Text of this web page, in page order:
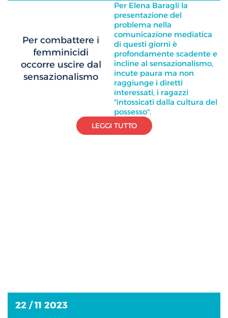
Per combattere i
femminicidi
occorre uscire dal
sensazionalismo
Per Elena Baragli la
presentazione del
problema nella
comunicazione mediatica
di questi giorni è
profondamente scadente e
incline al sensazionalismo,
incute paura ma non
raggiunge i diretti
interessati, i ragazzi
"intossicati dalla cultura del
possesso".
LEGGI TUTTO
22 / 11 2023